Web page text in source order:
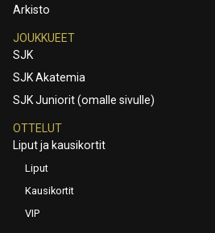
Arkisto
JOUKKUEET
SJK
SJK Akatemia
SJK Juniorit (omalle sivulle)
OTTELUT
Liput ja kausikortit
Liput
Kausikortit
VIP